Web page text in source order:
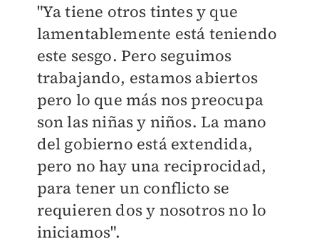
"Ya tiene otros tintes y que
lamentablemente está teniendo
este sesgo. Pero seguimos
trabajando, estamos abiertos
pero lo que más nos preocupa
son las niñas y niños. La mano
del gobierno está extendida,
pero no hay una reciprocidad,
para tener un conflicto se
requieren dos y nosotros no lo
iniciamos".